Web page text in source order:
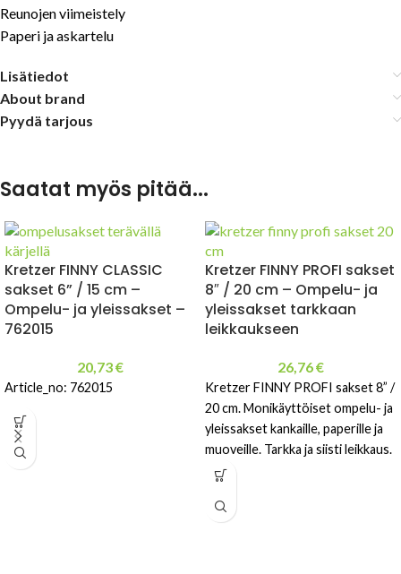
Reunojen viimeistely
Paperi ja askartelu
Lisätiedot
About brand
Pyydä tarjous
Saatat myös pitää...
Kretzer FINNY CLASSIC
sakset 6” / 15 cm –
Ompelu- ja yleissakset –
762015
20,73€
Article_no: 762015
Kretzer FINNY PROFI sakset
8″ / 20 cm – Ompelu- ja
yleissakset tarkkaan
leikkaukseen
26,76€
Kretzer FINNY PROFI sakset 8” /
20 cm. Monikäyttöiset ompelu- ja
yleissakset kankaille, paperille ja
muoveille. Tarkka ja siisti leikkaus.